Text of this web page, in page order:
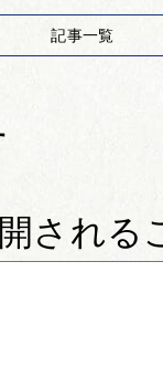
記事一覧
される